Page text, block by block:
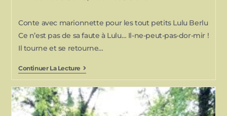
Conte avec marionnette​ pour les tout petits Lulu Berlu
Ce n’est pas de sa faute à Lulu… Il-ne-peut-pas-dor-mir !
Il tourne et se retourne…
Continuer La Lecture